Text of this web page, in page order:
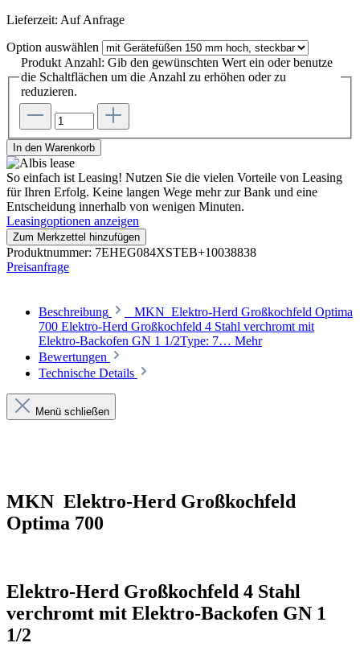
Lieferzeit: Auf Anfrage
Option auswählen
Produkt Anzahl: Gib den gewünschten Wert ein oder benutze
die Schaltflächen um die Anzahl zu erhöhen oder zu
reduzieren.
In den Warenkorb
So einfach ist Leasing! Nutzen Sie die vielen Vorteile von Leasing
für Ihren Erfolg. Keine langen Wege mehr zur Bank und eine
Entscheidung innerhalb von wenigen Minuten.
Leasingoptionen anzeigen
Zum Merkzettel hinzufügen
Produktnummer: 7EHEG084XSTEB+10038838
Preisanfrage
Beschreibung
MKN Elektro-Herd Großkochfeld Optima
700 Elektro-Herd Großkochfeld 4 Stahl verchromt mit
Elektro-Backofen GN 1 1/2Type: 7… Mehr
Bewertungen
Technische Details
Menü schließen
MKN Elektro-Herd Großkochfeld
Optima 700
Elektro-Herd Großkochfeld 4 Stahl
verchromt mit Elektro-Backofen GN 1
1/2